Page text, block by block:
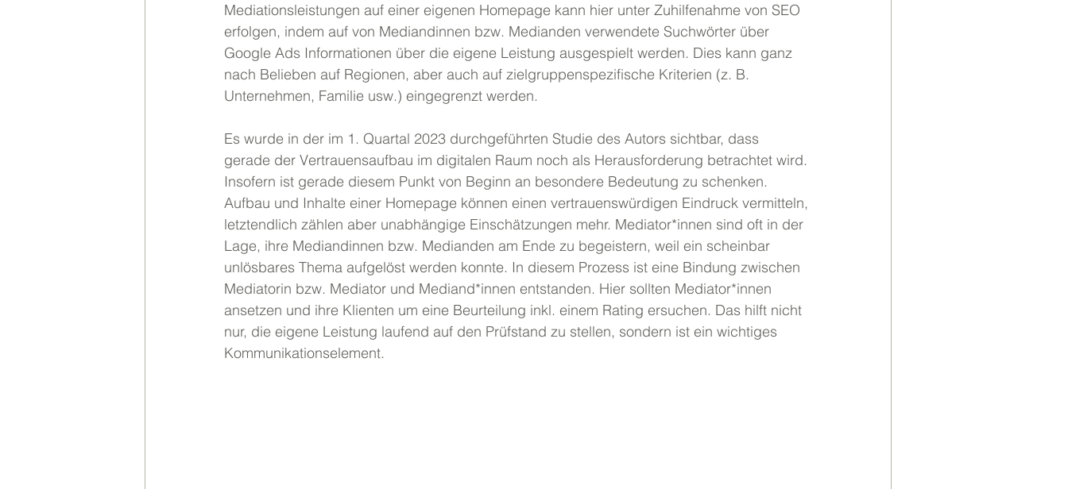
Mediationsleistungen auf einer eigenen Homepage kann hier unter Zuhilfenahme von SEO
erfolgen, indem auf von Mediandinnen bzw. Medianden verwendete Suchwörter über
Google Ads Informationen über die eigene Leistung ausgespielt werden. Dies kann ganz
nach Belieben auf Regionen, aber auch auf zielgruppenspezifische Kriterien (z. B.
Unternehmen, Familie usw.) eingegrenzt werden.
Es wurde in der im 1. Quartal 2023 durchgeführten Studie des Autors sichtbar, dass
gerade der Vertrauensaufbau im digitalen Raum noch als Herausforderung betrachtet wird.
Insofern ist gerade diesem Punkt von Beginn an besondere Bedeutung zu schenken.
Aufbau und Inhalte einer Homepage können einen vertrauenswürdigen Eindruck vermitteln,
letztendlich zählen aber unabhängige Einschätzungen mehr. Mediator*innen sind oft in der
Lage, ihre Mediandinnen bzw. Medianden am Ende zu begeistern, weil ein scheinbar
unlösbares Thema aufgelöst werden konnte. In diesem Prozess ist eine Bindung zwischen
Mediatorin bzw. Mediator und Mediand*innen entstanden. Hier sollten Mediator*innen
ansetzen und ihre Klienten um eine Beurteilung inkl. einem Rating ersuchen. Das hilft nicht
nur, die eigene Leistung laufend auf den Prüfstand zu stellen, sondern ist ein wichtiges
Kommunikationselement.